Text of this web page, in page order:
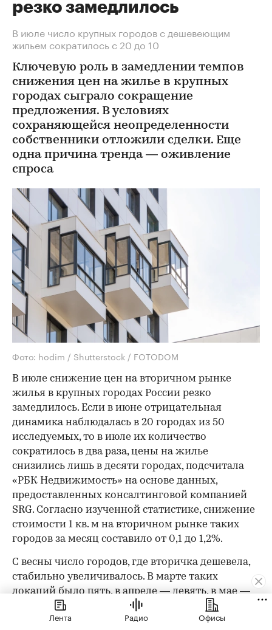
резко замедлилось
В июле число крупных городов с дешевеющим
жильем сократилось с 20 до 10
Ключевую роль в замедлении темпов
снижения цен на жилье в крупных
городах сыграло сокращение
предложения. В условиях
сохраняющейся неопределенности
собственники отложили сделки. Еще
одна причина тренда — оживление
спроса
Фото: hodim / Shutterstock / FOTODOM
В июле снижение цен на вторичном рынке
жилья в крупных городах России резко
замедлилось. Если в июне отрицательная
динамика наблюдалась в 20 городах из 50
исследуемых, то в июле их количество
сократилось в два раза, цены на жилье
снизились лишь в десяти городах, подсчитала
«РБК Недвижимость» на основе данных,
предоставленных консалтинговой компанией
SRG. Согласно изученной статистике, снижение
стоимости 1 кв. м на вторичном рынке таких
городов за месяц составило от 0,1 до 1,2%.
С весны число городов, где вторичка дешевела,
стабильно увеличивалось. В марте таких
локаций было пять,в апреле — девять,в мае —
. В июне снижение цен на готовое жилье
зафиксировали уже в 20 городах.
Лента Радио Офисы